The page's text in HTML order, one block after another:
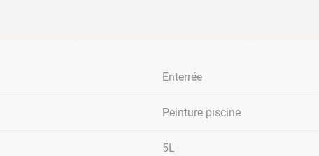
Enterrée
Peinture piscine
5L